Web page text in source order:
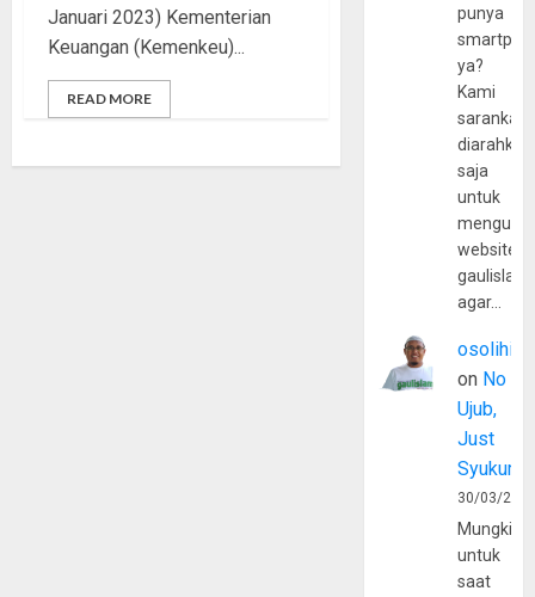
Januari 2023) Kementerian
Keuangan (Kemenkeu)...
READ MORE
punya
ya?
Kami
sarankan,
diarahkan
saja
untuk
website
agar…
osolihin
on No
Ujub,
Just
Syukur
30/03/
Mungkin
untuk
saat